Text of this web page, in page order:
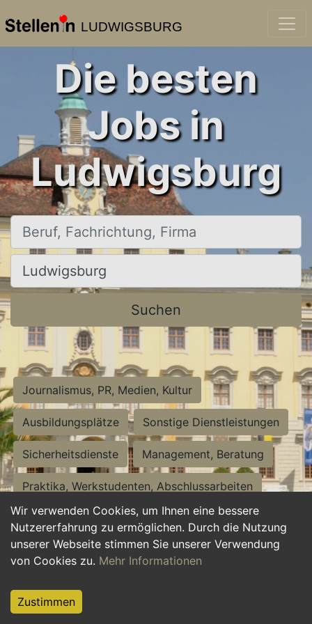
LUDWIGSBURG
Wir verwenden Cookies, um Ihnen eine bessere
Nutzererfahrung zu ermöglichen. Durch die Nutzung
unserer Webseite stimmen Sie unserer Verwendung
von Cookies zu. Mehr Informationen
Zustimmen
Die besten
Jobs in
Ludwigsburg
Beruf, Fachrichtung, Firma
Ort, Stadt
Suchen
Journalismus, PR, Medien, Kultur
Ausbildungsplätze Sonstige Dienstleistungen
Sicherheitsdienste Management, Beratung
Praktika, Werkstudenten, Abschlussarbeiten
Personalwesen Assistenz, Sekretariat
Hilfskräfte, Aushilfs- und Nebenjobs
Weiterbildung, Studium, duale Ausbildung